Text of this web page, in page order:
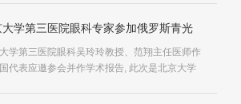
大学第三医院眼科专家参加俄罗斯青光
学第三医院眼科吴玲玲教授、范翔主任医师作
代表应邀参会并作学术报告, 此次是北京大学